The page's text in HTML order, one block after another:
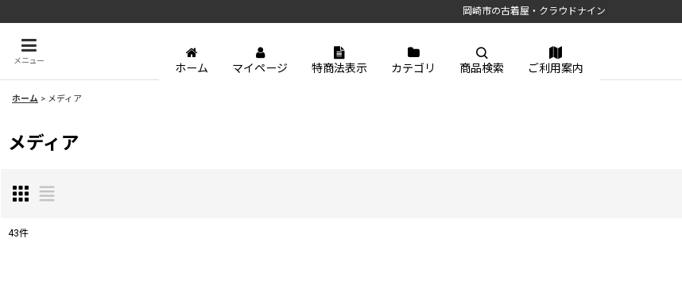
岡崎市の古着屋・クラウドナイン
メニュー
ホーム マイページ 特商法表示 カテゴリ 商品検索 ご利用案内
ホーム > メディア
メディア
43件